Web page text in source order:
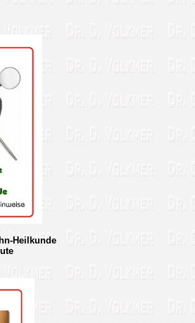
Heilkunde